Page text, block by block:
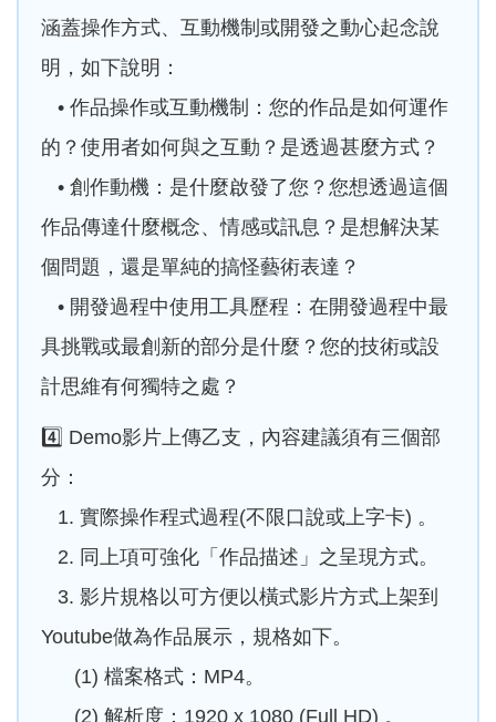
涵蓋操作方式、互動機制或開發之動心起念說
明，如下說明：
• 作品操作或互動機制：您的作品是如何運作
的？使用者如何與之互動？是透過甚麼方式？
• 創作動機：是什麼啟發了您？您想透過這個
作品傳達什麼概念、情感或訊息？是想解決某
個問題，還是單純的搞怪藝術表達？
• 開發過程中使用工具歷程：在開發過程中最
具挑戰或最創新的部分是什麼？您的技術或設
計思維有何獨特之處？
4️⃣ Demo影片上傳乙支，內容建議須有三個部
分：
1. 實際操作程式過程(不限口說或上字卡) 。
2. 同上項可強化「作品描述」之呈現方式。
3. 影片規格以可方便以橫式影片方式上架到
Youtube做為作品展示，規格如下。
(1) 檔案格式：MP4。
(2) 解析度：1920 x 1080 (Full HD) 。